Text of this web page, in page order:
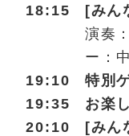
18:15
[みん
演奏
ー：
19:10
特別
19:35
お楽
20:10
[みん